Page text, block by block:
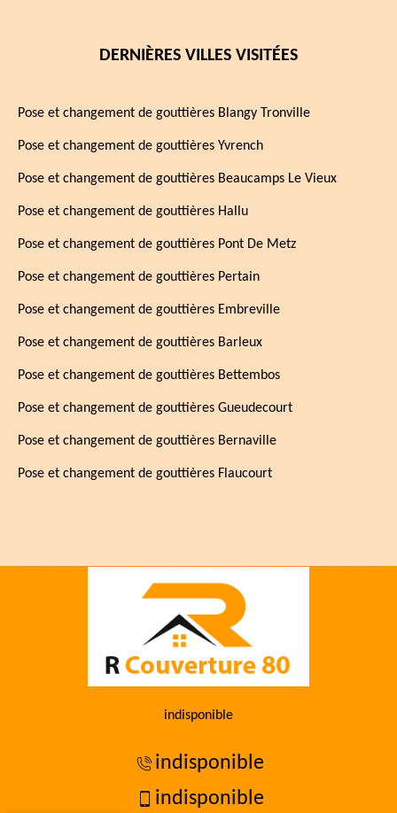
DERNIÈRES VILLES VISITÉES
Pose et changement de gouttières Blangy Tronville
Pose et changement de gouttières Yvrench
Pose et changement de gouttières Beaucamps Le Vieux
Pose et changement de gouttières Hallu
Pose et changement de gouttières Pont De Metz
Pose et changement de gouttières Pertain
Pose et changement de gouttières Embreville
Pose et changement de gouttières Barleux
Pose et changement de gouttières Bettembos
Pose et changement de gouttières Gueudecourt
Pose et changement de gouttières Bernaville
Pose et changement de gouttières Flaucourt
indisponible
indisponible
indisponible